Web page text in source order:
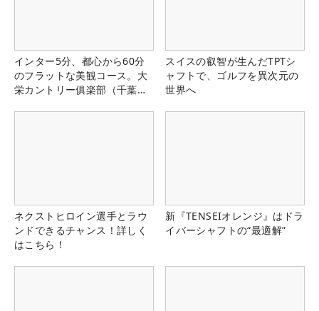
インター5分、都心から60分
のフラットな美観コース。大
栄カントリー俱楽部（千葉
スイスの叡智が生んだTPTシ
ャフトで、ゴルフを異次元の
世界へ
ネクストヒロイン選手とラウ
ンドできるチャンス！詳しく
はこちら！
新『TENSEIオレンジ』はドラ
イバーシャフトの“最適解”